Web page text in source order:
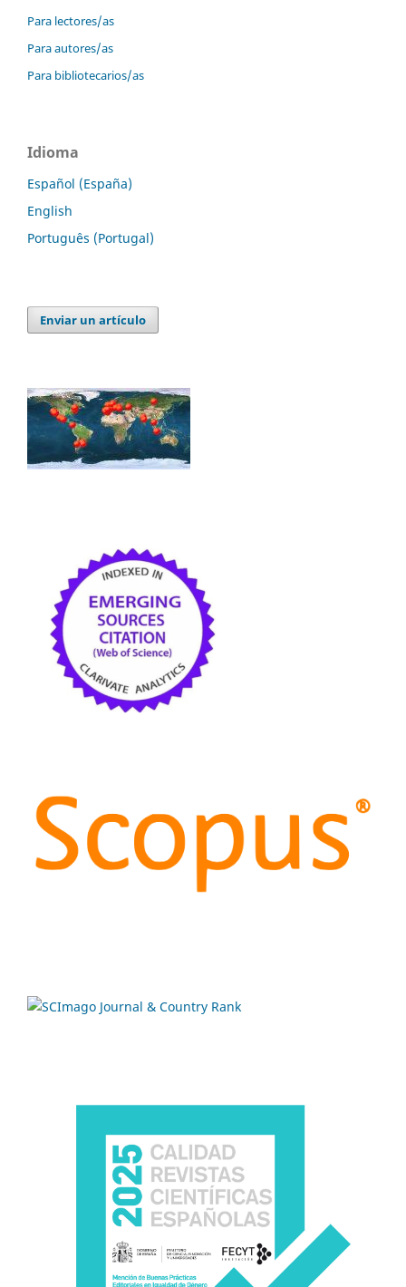
Para lectores/as
Para autores/as
Para bibliotecarios/as
Idioma
Español (España)
English
Português (Portugal)
Enviar un artículo